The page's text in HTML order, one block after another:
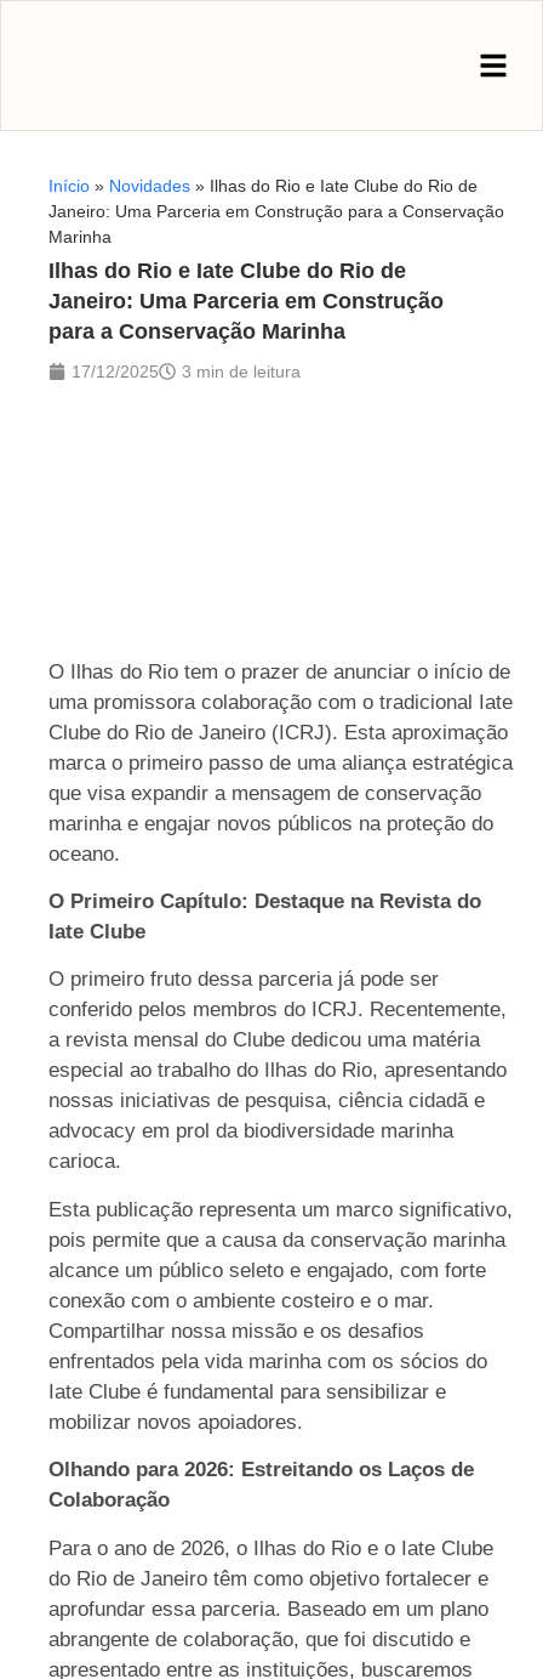
Início » Novidades » Ilhas do Rio e Iate Clube do Rio de
Janeiro: Uma Parceria em Construção para a Conservação
Marinha
Ilhas do Rio e Iate Clube do Rio de
Janeiro: Uma Parceria em Construção
para a Conservação Marinha
17/12/2025 3 min de leitura
O Ilhas do Rio tem o prazer de anunciar o início de
uma promissora colaboração com o tradicional Iate
Clube do Rio de Janeiro (ICRJ). Esta aproximação
marca o primeiro passo de uma aliança estratégica
que visa expandir a mensagem de conservação
marinha e engajar novos públicos na proteção do
oceano.
O Primeiro Capítulo: Destaque na Revista do
Iate Clube
O primeiro fruto dessa parceria já pode ser
conferido pelos membros do ICRJ. Recentemente,
a revista mensal do Clube dedicou uma matéria
especial ao trabalho do Ilhas do Rio, apresentando
nossas iniciativas de pesquisa, ciência cidadã e
advocacy em prol da biodiversidade marinha
carioca.
Esta publicação representa um marco significativo,
pois permite que a causa da conservação marinha
alcance um público seleto e engajado, com forte
conexão com o ambiente costeiro e o mar.
Compartilhar nossa missão e os desafios
enfrentados pela vida marinha com os sócios do
Iate Clube é fundamental para sensibilizar e
mobilizar novos apoiadores.
Olhando para 2026: Estreitando os Laços de
Colaboração
Para o ano de 2026, o Ilhas do Rio e o Iate Clube
do Rio de Janeiro têm como objetivo fortalecer e
aprofundar essa parceria. Baseado em um plano
abrangente de colaboração, que foi discutido e
apresentado entre as instituições, buscaremos